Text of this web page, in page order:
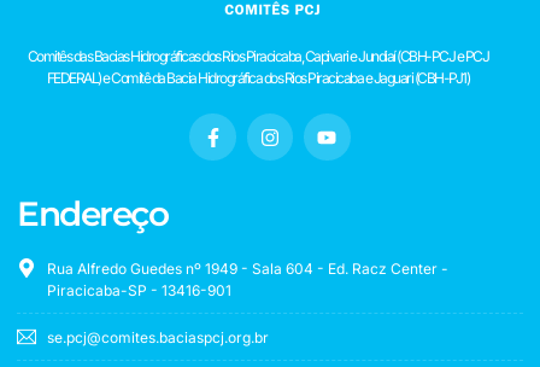
Comitês das Bacias Hidrográficas dos Rios Piracicaba, Capivari e Jundiaí (CBH-PCJ e PCJ
FEDERAL) e Comitê da Bacia Hidrográfica dos Rios Piracicaba e Jaguari (CBH-PJ1)
Endereço
Rua Alfredo Guedes nº 1949 - Sala 604 - Ed. Racz Center -
Piracicaba-SP - 13416-901
se.pcj@comites.baciaspcj.org.br